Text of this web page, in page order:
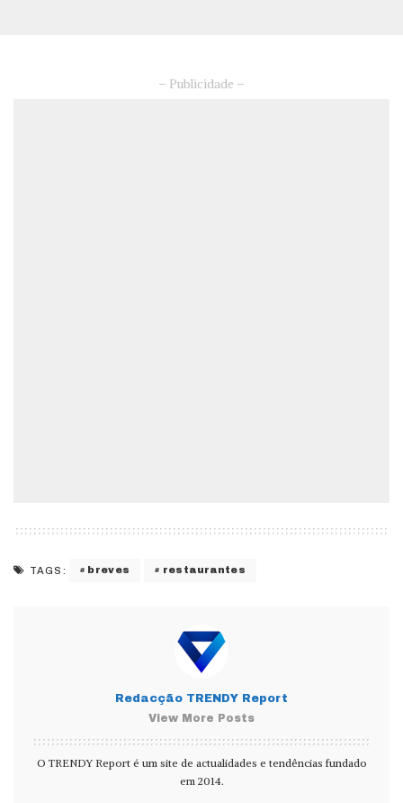
– Publicidade –
TAGS: breves restaurantes
Redacção TRENDY Report
View More Posts
O TRENDY Report é um site de actualidades e tendências fundado
em 2014.